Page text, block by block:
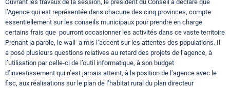
Ouvrant les travaux de la session, le président du Conseil a déclaré que
l’Agence qui est représentée dans chacune des cinq provinces, compte
essentiellement sur les conseils municipaux pour prendre en charge
certains frais que pourront occasionner les activités dans ce vaste territoire
Prenant la parole, le wali a mis l’accent sur les attentes des populations. Il
a posé plusieurs questions relatives au retard des projets de l’agence, à
l’utilisation par celle-ci de l’outil informatique, à son budget
d’investissement qui n’est jamais atteint, à la position de l’agence avec le
fisc, aux réalisations sur le plan de l’habitat rural du plan directeur